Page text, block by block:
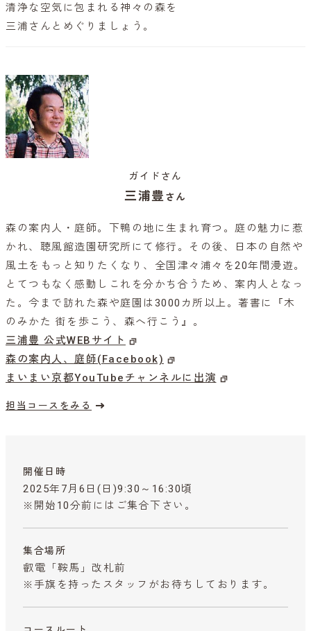
清浄な空気に包まれる神々の森を
三浦さんとめぐりましょう。
ガイドさん
三浦豊 さん
森の案内人・庭師。下鴨の地に生まれ育つ。庭の魅力に惹
かれ、聴風館造園研究所にて修行。その後、日本の自然や
風土をもっと知りたくなり、全国津々浦々を20年間漫遊。
とてつもなく感動しこれを分かち合うため、案内人となっ
た。今まで訪れた森や庭園は3000カ所以上。著書に『木
のみかた 街を歩こう、森へ行こう』。
三浦豊 公式WEBサイト
森の案内人、庭師(Facebook)
まいまい京都YouTubeチャンネルに出演
担当コースをみる
開催日時
2025年7月6日(日)9:30～16:30頃
※開始10分前にはご集合下さい。
集合場所
叡電「鞍馬」改札前
※手旗を持ったスタッフがお待ちしております。